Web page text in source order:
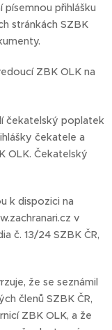
přihlášku
stránkách SZBK
ZBK OLK na
čekatelský poplatek
čekatele a
OLK. Čekatelský
k dispozici na
v
č. 13/24 SZBK ČR,
že se seznámil
členů SZBK ČR,
ZBK OLK, a že